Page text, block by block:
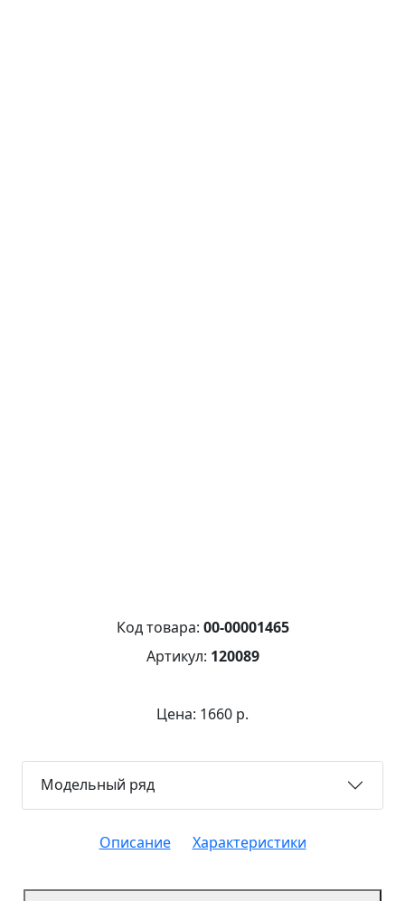
Код товара: 00-00001465
Артикул: 120089
Цена: 1660 р.
Модельный ряд
Описание Характеристики